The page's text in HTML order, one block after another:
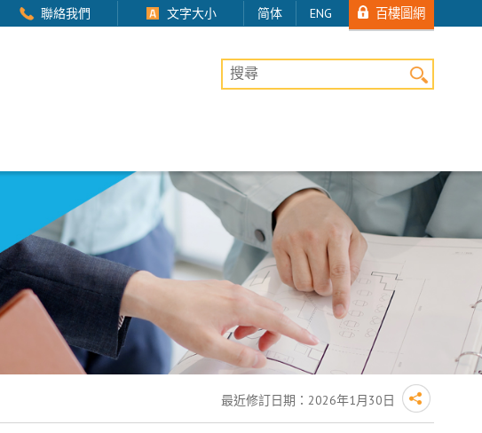
聯絡我們 文字大小 简体 ENG 百樓圖網
桌上版網站搜尋
最近修訂日期：2026年1月30日